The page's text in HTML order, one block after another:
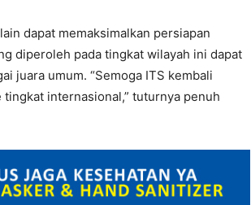
dapat memaksimalkan persiapan
diperoleh pada tingkat wilayah ini dapat
juara umum. “Semoga ITS kembali
internasional,” tuturnya penuh